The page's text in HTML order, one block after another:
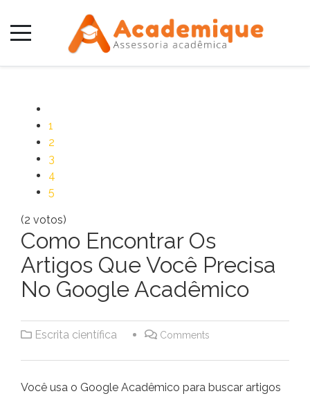
1
2
3
4
5
(2 votos)
Como Encontrar Os
Artigos Que Você Precisa
No Google Acadêmico
Escrita científica Comments
Você usa o Google Acadêmico para buscar artigos